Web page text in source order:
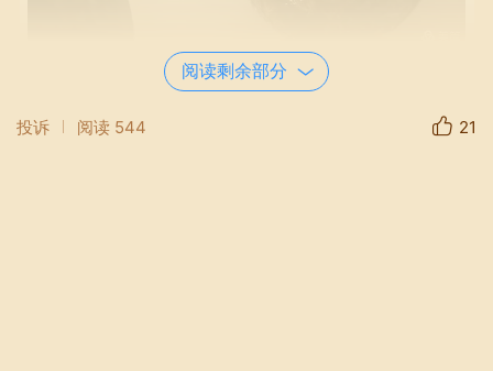
阅读剩余部分
投诉 阅读 544 21